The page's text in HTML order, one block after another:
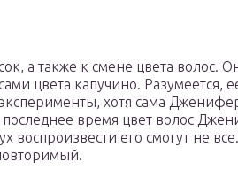
а также к смене цвета волос.
цвета капучино. Разумеется,
хотя сама
последнее время цвет волос
воспроизвести его смогут не